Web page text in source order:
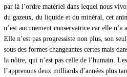
par là l’ordre matériel dans lequel nous
du gazeux, du liquide et du minéral, cet
n’est aucunement conservatrice car elle n’a
Elle n’est pas progressiste non plus, son
sous des formes changeantes certes mais
la nôtre, qui n’est pas celle de l’humain.
l’apprenons deux milliards d’années plus